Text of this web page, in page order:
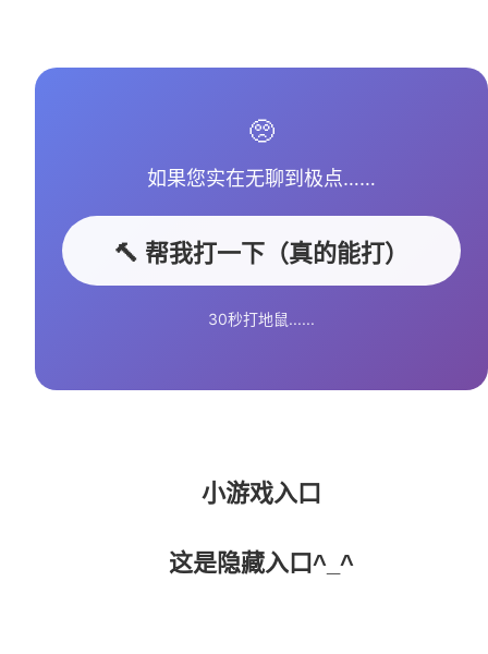
🥺
如果您实在无聊到极点……
🔨 帮我打一下（真的能打）
30秒打地鼠......
小游戏入口
这是隐藏入口^_^